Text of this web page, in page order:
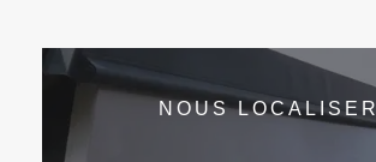
NOUS LOCALISER